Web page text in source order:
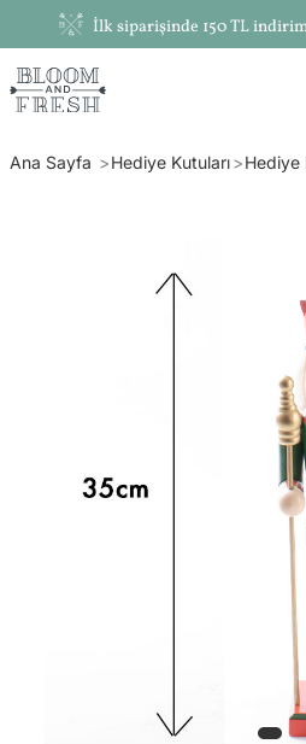
İlk siparişinde 150 TL
Ana Sayfa Hediye Kutuları Hediye